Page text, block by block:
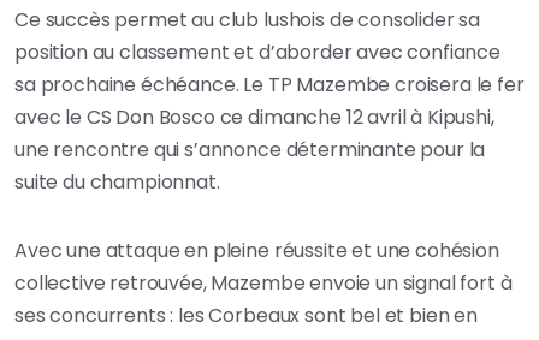
Ce succès permet au club lushois de consolider sa
position au classement et d’aborder avec confiance
sa prochaine échéance. Le TP Mazembe croisera le fer
avec le CS Don Bosco ce dimanche 12 avril à Kipushi,
une rencontre qui s’annonce déterminante pour la
suite du championnat.
Avec une attaque en pleine réussite et une cohésion
collective retrouvée, Mazembe envoie un signal fort à
ses concurrents : les Corbeaux sont bel et bien en